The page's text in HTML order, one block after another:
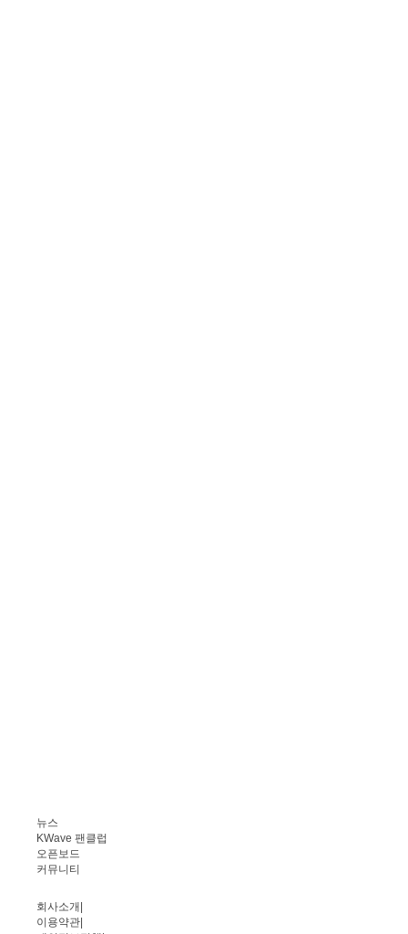
뉴스
KWave 팬클럽
오픈보드
커뮤니티
회사소개
이용약관